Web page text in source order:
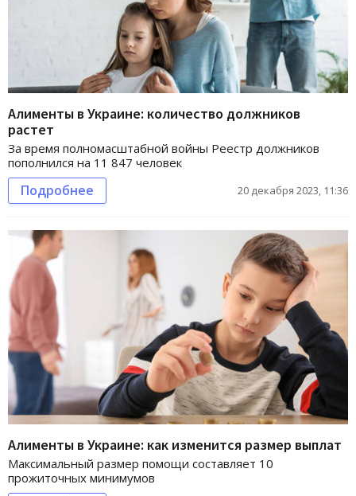
Алименты в Украине: количество должников
растет
За время полномасштабной войны Реестр должников
пополнился на 11 847 человек
Подробнее 20 декабря 2023, 11:36
Алименты в Украине: как изменится размер выплат
Максимальный размер помощи составляет 10
прожиточных минимумов